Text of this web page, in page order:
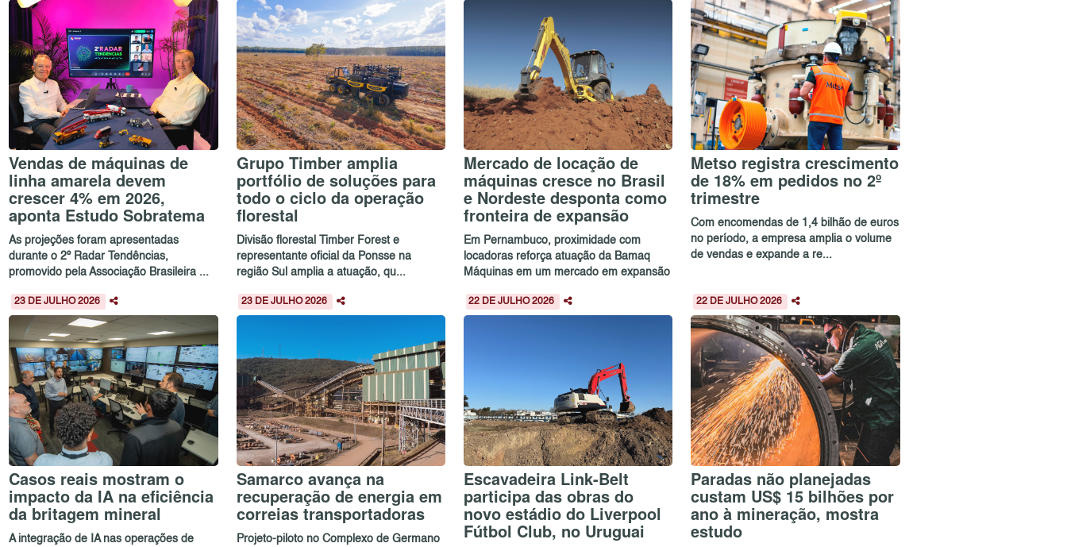
Vendas de máquinas de
linha amarela devem
crescer 4% em 2026,
aponta Estudo Sobratema
As projeções foram apresentadas
durante o 2º Radar Tendências,
promovido pela Associação Brasileira ...
Grupo Timber amplia
portfólio de soluções para
todo o ciclo da operação
florestal
Divisão florestal Timber Forest e
representante oficial da Ponsse na
região Sul amplia a atuação, qu...
Mercado de locação de
máquinas cresce no Brasil
e Nordeste desponta como
fronteira de expansão
Em Pernambuco, proximidade com
locadoras reforça atuação da Bamaq
Máquinas em um mercado em expansão
Metso registra crescimento
de 18% em pedidos no 2º
trimestre
Com encomendas de 1,4 bilhão de euros
no período, a empresa amplia o volume
de vendas e expande a re...
23 DE JULHO 2026
Casos reais mostram o
impacto da IA na eficiência
da britagem mineral
A integração de IA nas operações de
23 DE JULHO 2026
Samarco avança na
recuperação de energia em
correias transportadoras
Projeto-piloto no Complexo de Germano
22 DE JULHO 2026
Escavadeira Link-Belt
participa das obras do
novo estádio do Liverpool
Fútbol Club, no Uruguai
22 DE JULHO 2026
Paradas não planejadas
custam US$ 15 bilhões por
ano à mineração, mostra
estudo